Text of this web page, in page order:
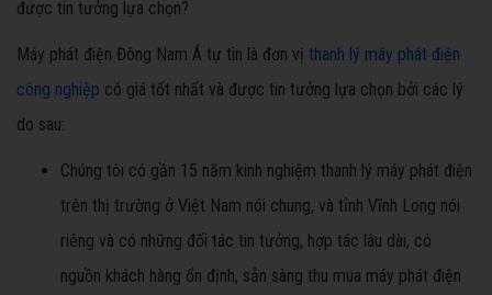
được tin tưởng lựa chọn?
Máy phát điện Đông Nam Á tự tin là đơn vị thanh lý máy phát điện
công nghiệp có giá tốt nhất và được tin tưởng lựa chọn bởi các lý
do sau:
Chúng tôi có gần 15 năm kinh nghiệm thanh lý máy phát điện
trên thị trường ở Việt Nam nói chung, và tỉnh Vĩnh Long nói
riêng và có những đối tác tin tưởng, hợp tác lâu dài, có
nguồn khách hàng ổn định, sẵn sàng thu mua máy phát điện